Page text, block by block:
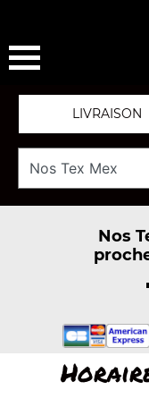
LIVRAISON
Nos